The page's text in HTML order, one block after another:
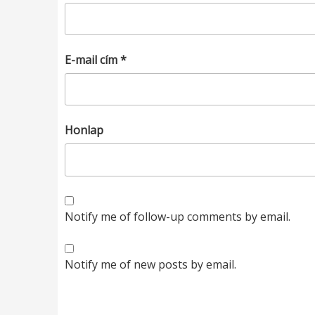
E-mail cím*
Honlap
Notify me of follow-up comments by email.
Notify me of new posts by email.